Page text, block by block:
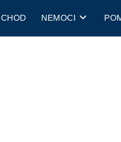
NEMOCI